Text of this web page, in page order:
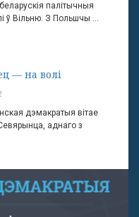
палітычныя
ў Вільню. З Польшчы ...
— на волі
дэмакратыя вітае
аднаго з